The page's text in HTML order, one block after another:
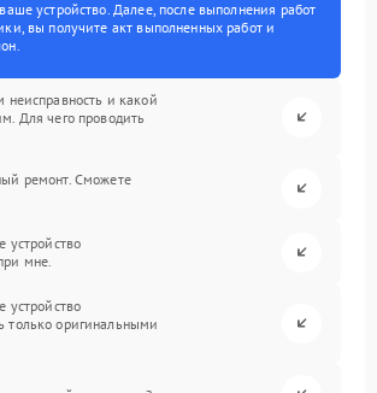
устройство. Далее, после выполнения работ
вы получите акт выполненных работ и
и какой
Для чего проводить
ремонт. Сможете
устройство
мне.
устройство
только оригинальными